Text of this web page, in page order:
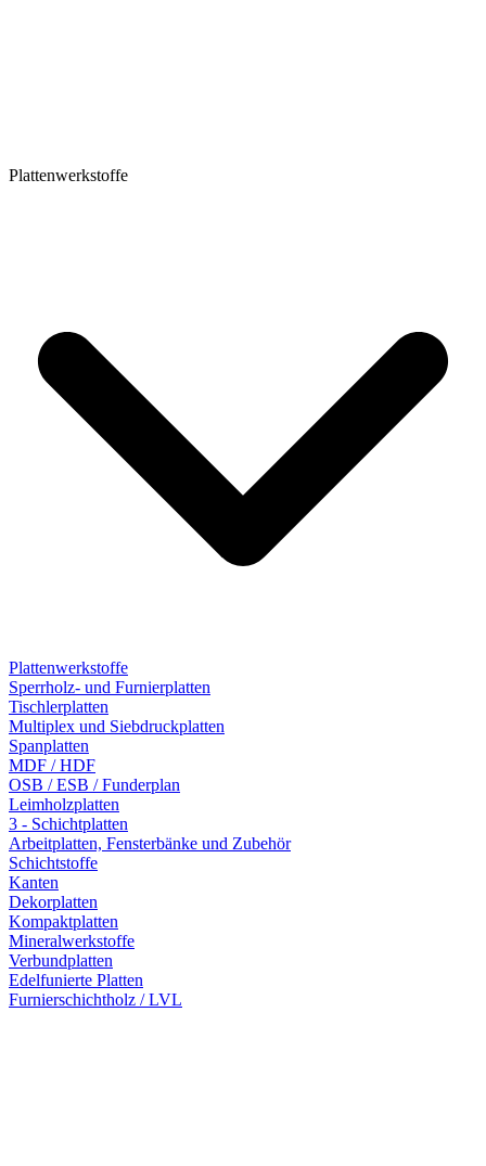
Plattenwerkstoffe
Plattenwerkstoffe
Sperrholz- und Furnierplatten
Tischlerplatten
Multiplex und Siebdruckplatten
Spanplatten
MDF / HDF
OSB / ESB / Funderplan
Leimholzplatten
3 - Schichtplatten
Arbeitplatten, Fensterbänke und Zubehör
Schichtstoffe
Kanten
Dekorplatten
Kompaktplatten
Mineralwerkstoffe
Verbundplatten
Edelfunierte Platten
Furnierschichtholz / LVL